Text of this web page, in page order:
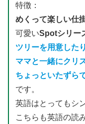
特徴：
めくって楽しい仕
可愛いSpotシリー
ツリーを用意した
ママと一緒にクリ
ちょっといたずら
です。
英語はとってもシ
こちらも英語の読